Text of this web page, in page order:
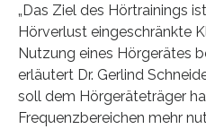
„Das Ziel des Hörtrainings
Hörverlust eingeschränkte
Nutzung eines Hörgerätes
erläutert Dr. Gerlind
soll dem Hörgeräteträger
Frequenzbereichen mehr